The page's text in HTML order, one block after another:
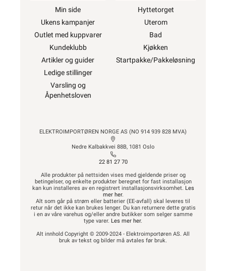
Min side
Ukens kampanjer
Outlet med kuppvarer
Kundeklubb
Artikler og guider
Ledige stillinger
Varsling og
Åpenhetsloven
Hyttetorget
Uterom
Bad
Kjøkken
Startpakke/Pakkeløsning
ELEKTROIMPORTØREN NORGE AS (NO 914 939 828 MVA)
Nedre Kalbakkvei 88B, 1081 Oslo
22 81 27 70
Alle produkter på nettsiden vises med gjeldende priser og
betingelser, og enkelte produkter beregnet for fast installasjon
kan kun installeres av en registrert installasjonsvirksomhet. Les
mer her.
Alt som går på strøm eller batterier (EE-avfall) skal leveres til
retur når det ikke kan brukes lenger. Du kan returnere dette gratis
i en av våre varehus og/eller andre butikker som selger samme
type varer. Les mer her.
Alt innhold Copyright © 2009-2024 - Elektroimportøren AS. All
bruk av tekst og bilder må avtales før bruk.